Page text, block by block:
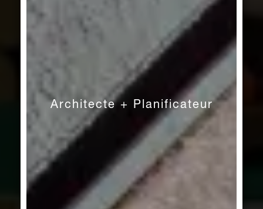
Architecte + Planificateur